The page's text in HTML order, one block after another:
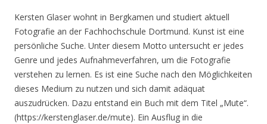
Kersten Glaser wohnt in Bergkamen und studiert aktuell
Fotografie an der Fachhochschule Dortmund. Kunst ist eine
persönliche Suche. Unter diesem Motto untersucht er jedes
Genre und jedes Aufnahmeverfahren, um die Fotografie
verstehen zu lernen. Es ist eine Suche nach den Möglichkeiten
dieses Medium zu nutzen und sich damit adäquat
auszudrücken. Dazu entstand ein Buch mit dem Titel „Mute“.
(https://kerstenglaser.de/mute). Ein Ausflug in die